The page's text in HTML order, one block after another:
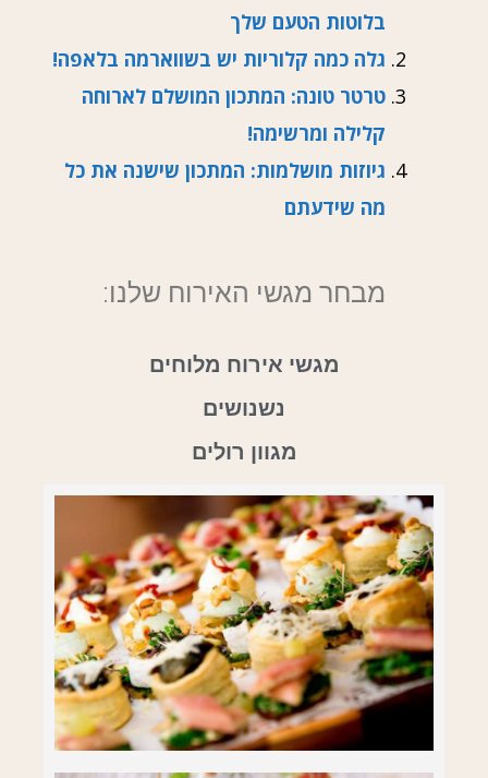
בלוטות הטעם שלך
גלה כמה קלוריות יש בשווארמה בלאפה!
טרטר טונה: המתכון המושלם לארוחה
קלילה ומרשימה!
גיוזות מושלמות: המתכון שישנה את כל
מה שידעתם
מבחר מגשי האירוח שלנו:
מגשי אירוח מלוחים
נשנושים
מגוון רולים